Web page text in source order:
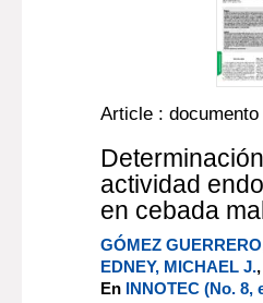
Article :
actividad
en cebada
GÓMEZ
EDNEY, MICHAEL J.
En INNOTEC (No. 8,